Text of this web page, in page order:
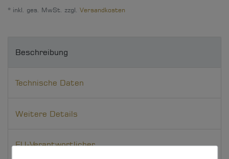
* inkl. ges. MwSt. zzgl. Versandkosten
Beschreibung
Technische Daten
Weitere Details
EU-Verantwortlicher